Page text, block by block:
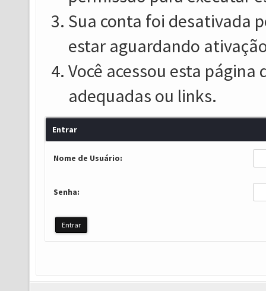
Sua conta foi desativada
estar aguardando
Você acessou esta
adequadas ou links.
Entrar
Nome de Usuário:
Senha: